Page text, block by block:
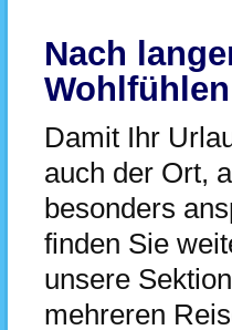
Nach
Wohlfühlen
Damit Ihr
auch der Ort,
besonders
finden Sie
unsere Sektion
mehreren